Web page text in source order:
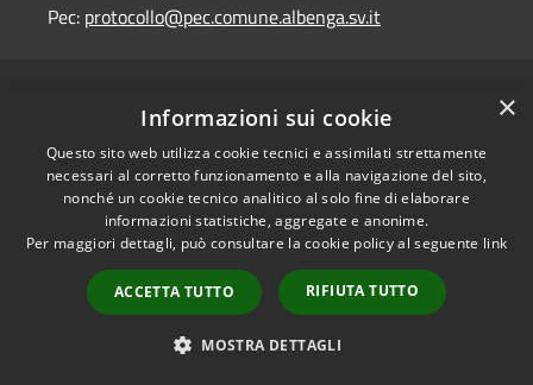
Pec: protocollo@pec.comune.albenga.sv.it
Privacy
Cookie
Mappa del sito
Opendata • Powered by
Municipium•Accesso
redazione
×
Informazioni sui cookie
Questo sito web utilizza cookie tecnici e assimilati strettamente
necessari al corretto funzionamento e alla navigazione del sito,
nonché un cookie tecnico analitico al solo fine di elaborare
informazioni statistiche, aggregate e anonime.
Per maggiori dettagli, può consultare la cookie policy al seguente link
ACCETTA TUTTO RIFIUTA TUTTO
MOSTRA DETTAGLI